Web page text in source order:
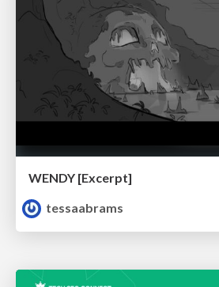
WENDY [Excerpt]
tessaabrams